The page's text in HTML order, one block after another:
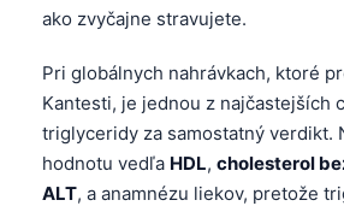
ako zvyčajne stravujete.
Pri globálnych nahrávkach, ktoré
Kantesti, je jednou z najčastejších
triglyceridy za samostatný verdikt.
hodnotu vedľa HDL, cholesterol
ALT, a anamnézu liekov, pretože